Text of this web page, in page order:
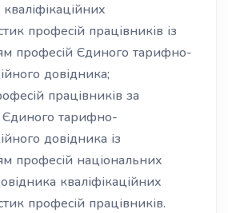
професій працівників із
професій Єдиного тарифно-
довідника;
працівників за
Єдиного тарифно-
довідника із
професій національних
кваліфікаційних
професій працівників.